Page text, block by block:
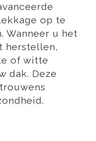
op te
Wanneer u het
herstellen,
of witte
dak. Deze